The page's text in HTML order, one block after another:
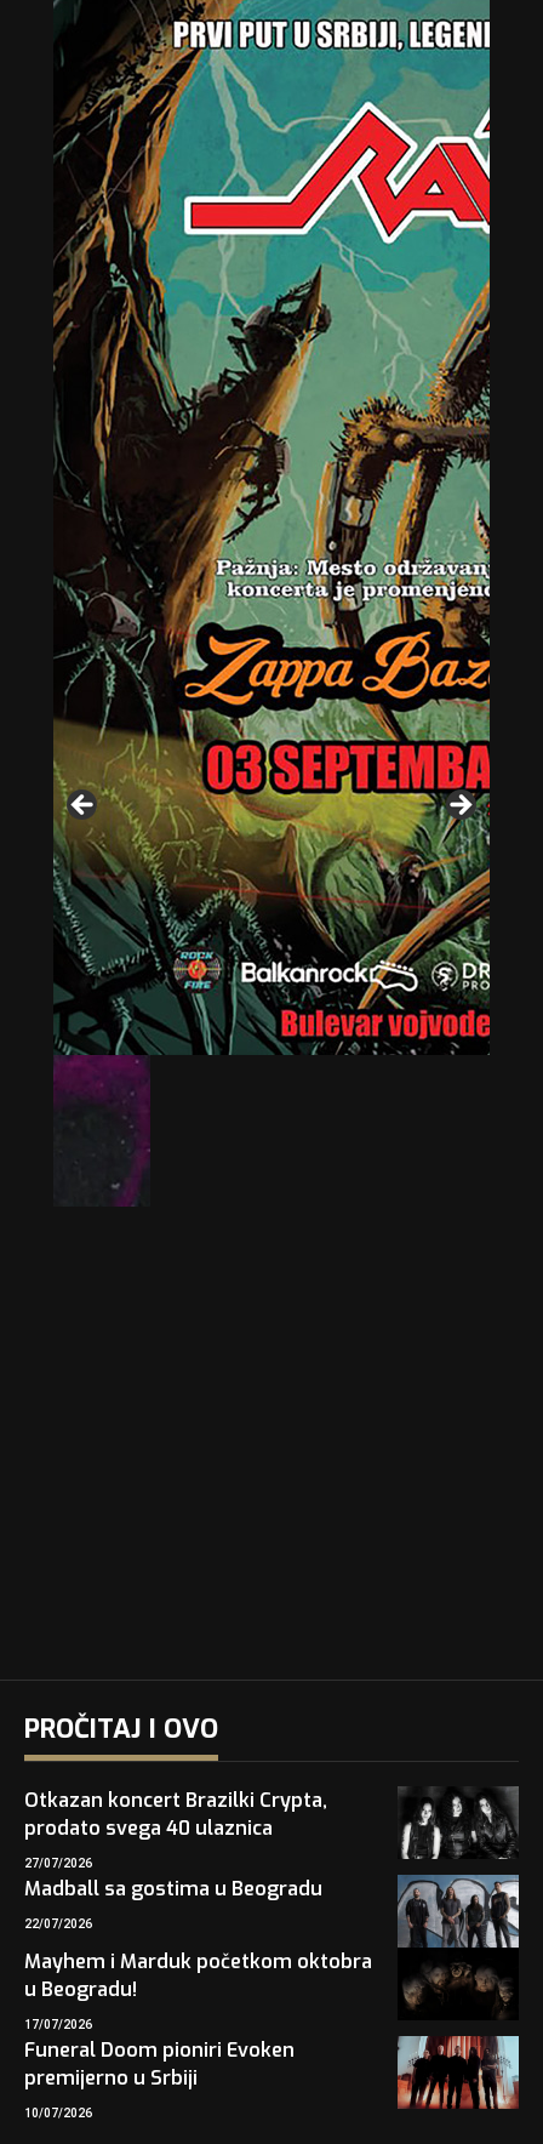
PROČITAJ I OVO
Otkazan koncert Brazilki Crypta,
prodato svega 40 ulaznica
27/07/2026
Madball sa gostima u Beogradu
22/07/2026
Mayhem i Marduk početkom oktobra
u Beogradu!
17/07/2026
Funeral Doom pioniri Evoken
premijerno u Srbiji
10/07/2026